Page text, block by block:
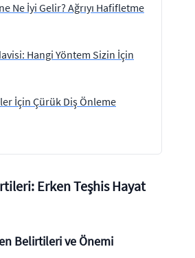
Ne İyi Gelir? Ağrıyı Hafifletme
Hangi Yöntem Sizin İçin
İçin Çürük Diş Önleme
Erken Teşhis Hayat
Belirtileri ve Önemi